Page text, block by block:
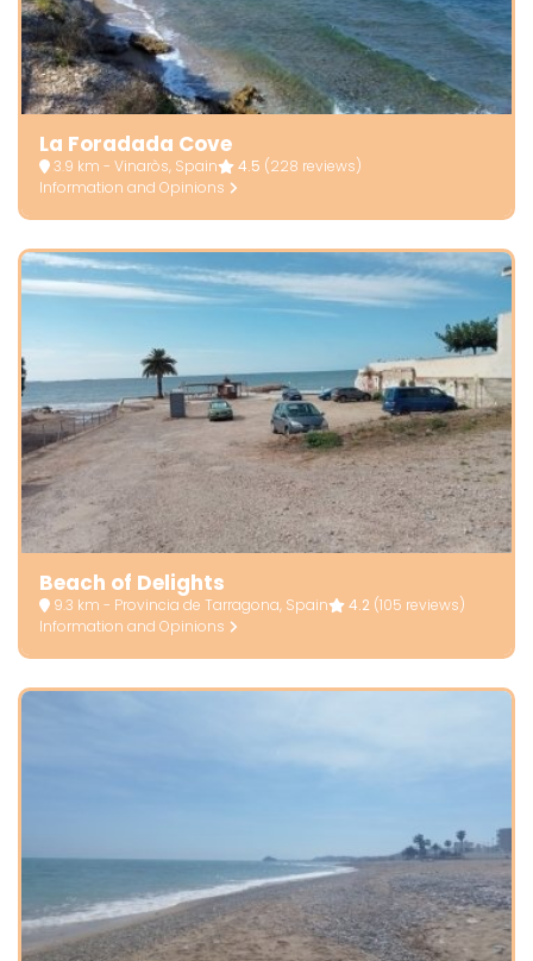
La Foradada Cove
3.9 km - Vinaròs, Spain 4.5 (228 reviews)
Information and Opinions
Beach of Delights
9.3 km - Provincia de Tarragona, Spain 4.2(105 reviews)
Information and Opinions